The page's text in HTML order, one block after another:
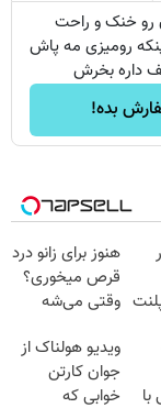
رو خنک و راحت
رومیزی مه پاش
داره بخرش
بده!
هنوز برای زانو درد
قرص میخوری؟
وقتی می‌شه
درمانش کرد؟؟؟؟
ویدیو هولناک از
جوان کارتن
خوابی که